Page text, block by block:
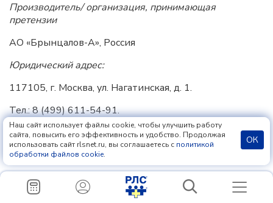
Производитель/ организация, принимающая
претензии
АО «Брынцалов-А», Россия
Юридический адрес:
117105, г. Москва, ул. Нагатинская, д. 1.
Тел.: 8 (499) 611-54-91.
Тел./факс: 8 (499) 611-13-55.
https://www.ferain.ru
E-mail: info@ferain.ru
Наш сайт использует файлы cookie, чтобы улучшить работу
сайта, повысить его эффективность и удобство. Продолжая
использовать сайт rlsnet.ru, вы соглашаетесь с политикой
обработки файлов cookie.
ОК